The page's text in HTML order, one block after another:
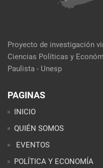
Proyecto de investigación
Ciencias Políticas y
Paulista - Unesp
PAGINAS
INICIO
QUIÉN SOMOS
EVENTOS
POLÍTICA Y ECONOMÍA